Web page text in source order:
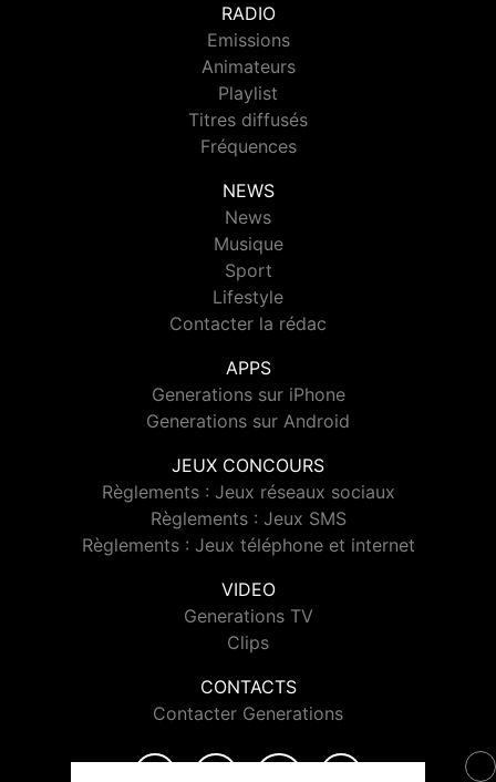
RADIO
Emissions
Animateurs
Playlist
Titres diffusés
Fréquences
NEWS
News
Musique
Sport
Lifestyle
Contacter la rédac
APPS
Generations sur iPhone
Generations sur Android
JEUX CONCOURS
Règlements : Jeux réseaux sociaux
Règlements : Jeux SMS
Règlements : Jeux téléphone et internet
VIDEO
Generations TV
Clips
CONTACTS
Contacter Generations